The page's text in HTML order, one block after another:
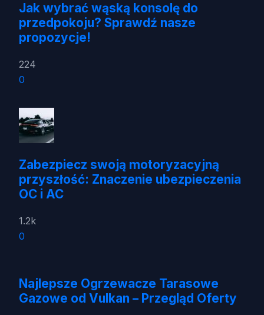
Jak wybrać wąską konsolę do
przedpokoju? Sprawdź nasze
propozycje!
224
0
Zabezpiecz swoją motoryzacyjną
przyszłość: Znaczenie ubezpieczenia
OC i AC
1.2k
0
Najlepsze Ogrzewacze Tarasowe
Gazowe od Vulkan – Przegląd Oferty